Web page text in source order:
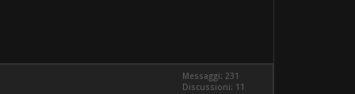
Messaggi: 231
Discussioni: 11